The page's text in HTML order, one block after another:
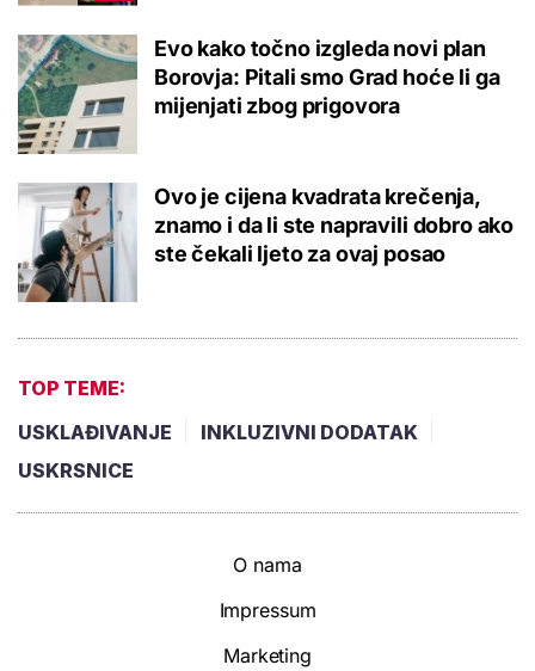
Evo kako točno izgleda novi plan
Borovja: Pitali smo Grad hoće li ga
mijenjati zbog prigovora
Ovo je cijena kvadrata krečenja,
znamo i da li ste napravili dobro ako
ste čekali ljeto za ovaj posao
TOP TEME:
USKLAĐIVANJE
INKLUZIVNI DODATAK
USKRSNICE
O nama
Impressum
Marketing